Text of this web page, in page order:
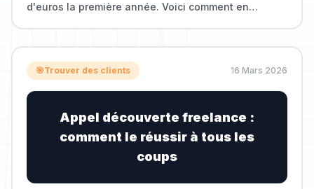
d'euros la première année. Voici comment en
🎯Trouver des clients 16 Mars 2026
Appel découverte freelance :
comment le réussir à tous les
coups